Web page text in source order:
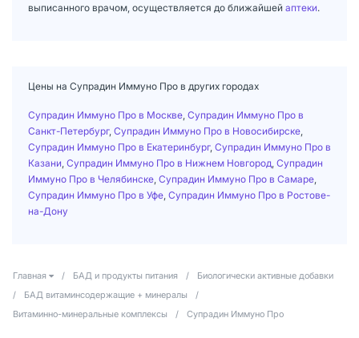
выписанного врачом, осуществляется до ближайшей аптеки.
Цены на Супрадин Иммуно Про в других городах
Супрадин Иммуно Про в Москве Супрадин Иммуно Про в
Санкт-Петербург, Супрадин Иммуно Про в Новосибирске
Супрадин Иммуно Про в Екатеринбург, Супрадин Иммуно Про в
Казани Супрадин Иммуно Про в Нижнем Новгород Супрадин
Иммуно Про в Челябинске Супрадин Иммуно Про в Самаре
Супрадин Иммуно Про в Уфе Супрадин Иммуно Про в Ростове-
на-Дону
Главная / БАД и продукты питания /
Биологически активные добавки
/
БАД витаминсодержащие + минералы
/
Витаминно-минеральные комплексы
/ Супрадин Иммуно Про